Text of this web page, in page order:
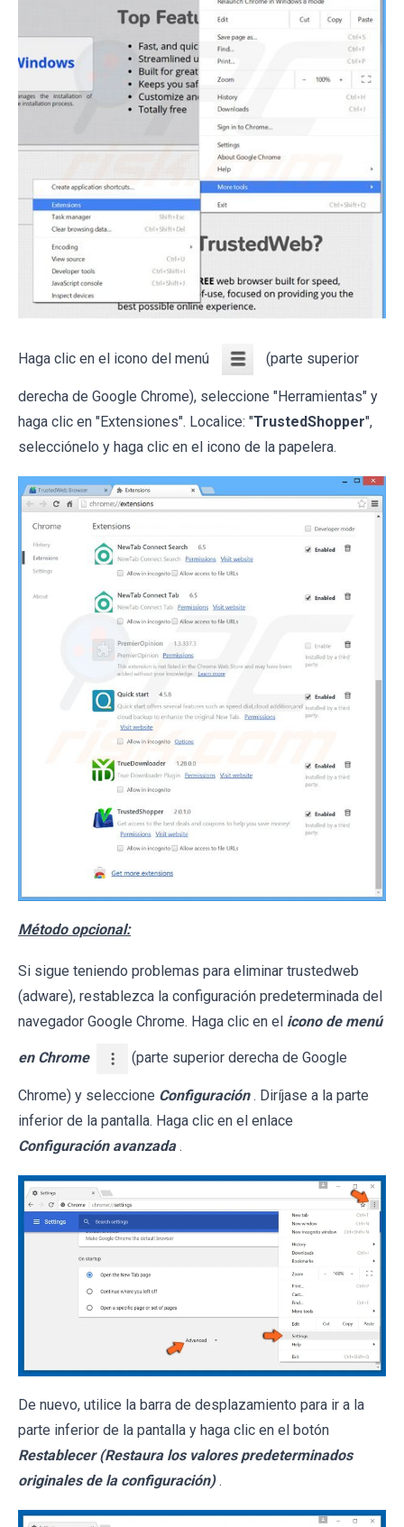
Haga clic en el icono del menú (parte superior
derecha de Google Chrome), seleccione "Herramientas" y
haga clic en "Extensiones". Localice: "TrustedShopper",
selecciónelo y haga clic en el icono de la papelera.
Método opcional:
Si sigue teniendo problemas para eliminar trustedweb
(adware), restablezca la configuración predeterminada del
navegador Google Chrome. Haga clic en el icono de menú
en Chrome (parte superior derecha de Google
Chrome) y seleccione Configuración . Diríjase a la parte
inferior de la pantalla. Haga clic en el enlace
Configuración avanzada .
De nuevo, utilice la barra de desplazamiento para ir a la
parte inferior de la pantalla y haga clic en el botón
Restablecer (Restaura los valores predeterminados
originales de la configuración) .